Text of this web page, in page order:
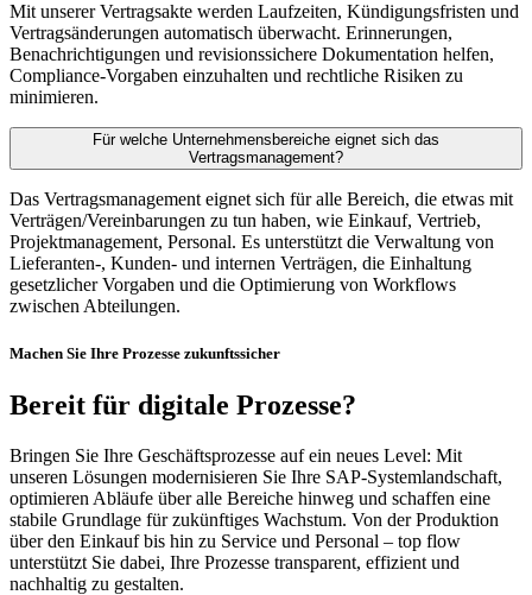
Mit unserer Vertragsakte werden Laufzeiten, Kündigungsfristen und
Vertragsänderungen automatisch überwacht. Erinnerungen,
Benachrichtigungen und revisionssichere Dokumentation helfen,
Compliance-Vorgaben einzuhalten und rechtliche Risiken zu
minimieren.
Für welche Unternehmensbereiche eignet sich das
Vertragsmanagement?
Das Vertragsmanagement eignet sich für alle Bereich, die etwas mit
Verträgen/Vereinbarungen zu tun haben, wie Einkauf, Vertrieb,
Projektmanagement, Personal. Es unterstützt die Verwaltung von
Lieferanten-, Kunden- und internen Verträgen, die Einhaltung
gesetzlicher Vorgaben und die Optimierung von Workflows
zwischen Abteilungen.
Machen Sie Ihre Prozesse zukunftssicher
Bereit für digitale Prozesse?
Bringen Sie Ihre Geschäftsprozesse auf ein neues Level: Mit
unseren Lösungen modernisieren Sie Ihre SAP-Systemlandschaft,
optimieren Abläufe über alle Bereiche hinweg und schaffen eine
stabile Grundlage für zukünftiges Wachstum. Von der Produktion
über den Einkauf bis hin zu Service und Personal – top flow
unterstützt Sie dabei, Ihre Prozesse transparent, effizient und
nachhaltig zu gestalten.